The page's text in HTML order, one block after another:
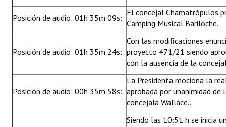
Posición de audio: 01h 35m 09s:
El concejal Chamatrópulos
Camping Musical Bariloche.
Posición de audio: 01h 35m 24s:
Con las modificaciones
proyecto 471/21 siendo
con la ausencia de la
Posición de audio: 00h 35m 58s:
La Presidenta mociona la
aprobada por unanimidad de
concejala Wallace..
Siendo las 10:51 h se inicia